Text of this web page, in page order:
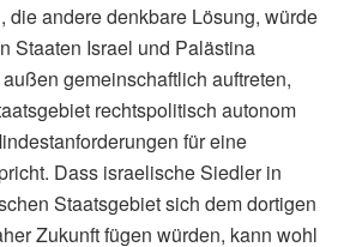
die andere denkbare Lösung, würde
Staaten Israel und Palästina
gemeinschaftlich auftreten,
rechtspolitisch autonom
für eine
Dass israelische Siedler in
Staatsgebiet sich dem dortigen
Zukunft fügen würden, kann wohl